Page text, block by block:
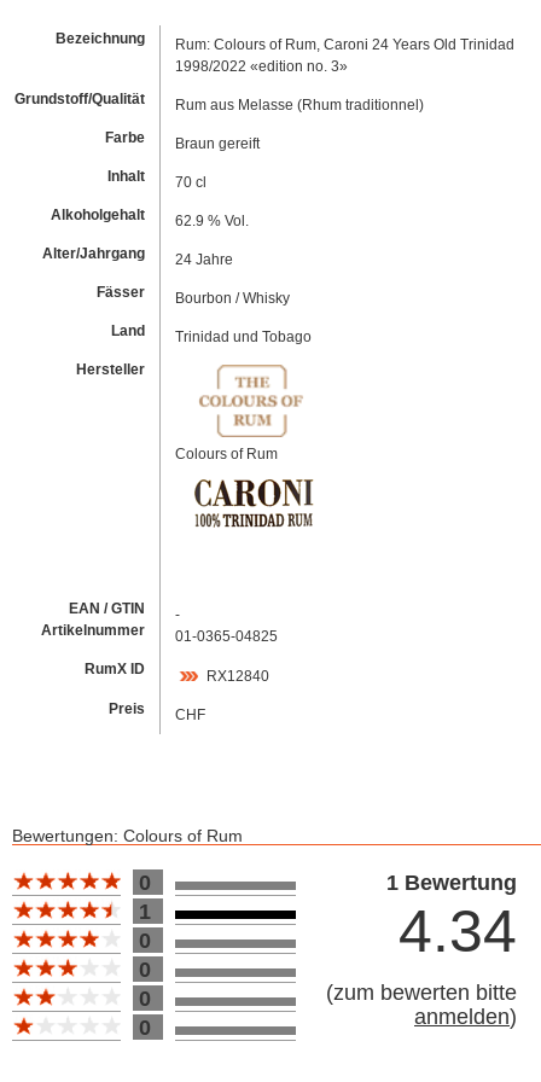
Bezeichnung
Rum: Colours of Rum, Caroni 24 Years Old Trinidad
1998/2022 «edition no. 3»
Grundstoff/Qualität
Rum aus Melasse (Rhum traditionnel)
Farbe
Braun gereift
Inhalt
70 cl
Alkoholgehalt
62.9 % Vol.
Alter/Jahrgang
24 Jahre
Fässer
Bourbon / Whisky
Land
Trinidad und Tobago
Hersteller
Colours of Rum
EAN / GTIN
Artikelnummer
-
01-0365-04825
RumX ID
RX12840
Preis
CHF
Bewertungen: Colours of Rum
Bewertung 100
1
0
0
0
0
1 Bewertung
4.34
(zum bewerten bitte
anmelden)